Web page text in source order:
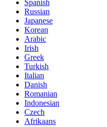
Spanish
Russian
Japanese
Korean
Arabic
Irish
Greek
Turkish
Italian
Danish
Romanian
Indonesian
Czech
Afrikaans